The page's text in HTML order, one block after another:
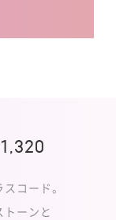
コード。
ーンと